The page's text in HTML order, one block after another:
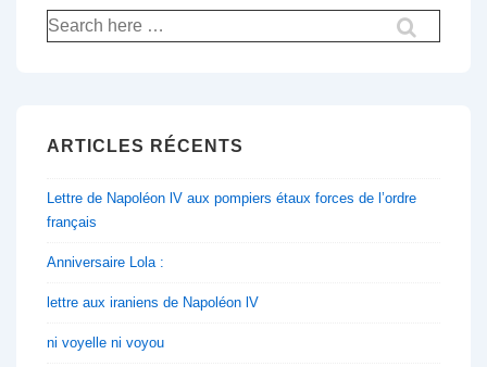
Recherche
pour:
ARTICLES RÉCENTS
Lettre de Napoléon lV aux pompiers étaux forces de l’ordre
français
Anniversaire Lola :
lettre aux iraniens de Napoléon lV
ni voyelle ni voyou